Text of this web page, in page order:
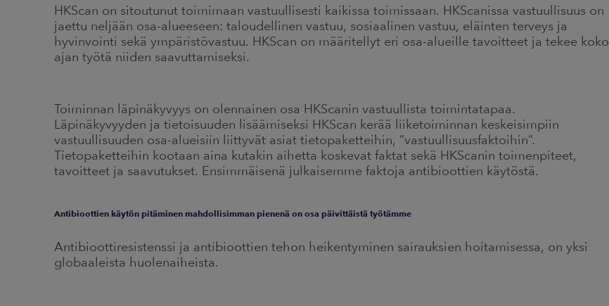
HKScan on sitoutunut toimimaan vastuullisesti kaikissa toimissaan. HKScanissa vastuullisuus on
jaettu neljään osa-alueeseen: taloudellinen vastuu, sosiaalinen vastuu, eläinten terveys ja
hyvinvointi sekä ympäristövastuu. HKScan on määritellyt eri osa-alueille tavoitteet ja tekee koko
ajan työtä niiden saavuttamiseksi.
Toiminnan läpinäkyvyys on olennainen osa HKScanin vastuullista toimintatapaa.
Läpinäkyvyyden ja tietoisuuden lisäämiseksi HKScan kerää liiketoiminnan keskeisimpiin
vastuullisuuden osa-alueisiin liittyvät asiat tietopaketteihin, ”vastuullisuusfaktoihin”.
Tietopaketteihin kootaan aina kutakin aihetta koskevat faktat sekä HKScanin toimenpiteet,
tavoitteet ja saavutukset. Ensimmäisenä julkaisemme faktoja antibioottien käytöstä.
Antibioottien käytön pitäminen mahdollisimman pienenä on osa päivittäistä työtämme
Antibioottiresistenssi ja antibioottien tehon heikentyminen sairauksien hoitamisessa, on yksi
globaaleista huolenaiheista.